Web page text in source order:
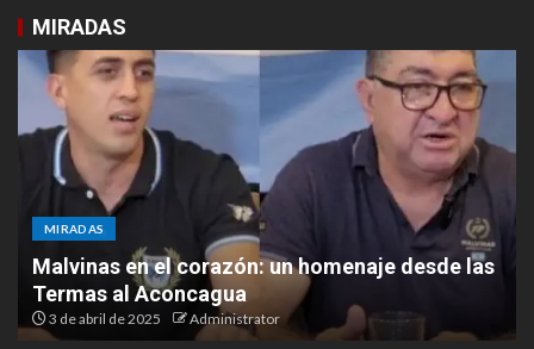
MIRADAS
MIRADAS
Malvinas en el corazón: un homenaje desde las
Termas al Aconcagua
3 de abril de 2025 Administrator